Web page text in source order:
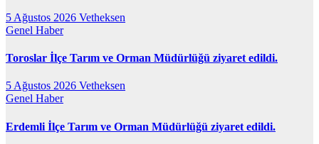
5 Ağustos 2026 Vetheksen
Genel Haber
Toroslar İlçe Tarım ve Orman Müdürlüğü ziyaret edildi.
5 Ağustos 2026 Vetheksen
Genel Haber
Erdemli İlçe Tarım ve Orman Müdürlüğü ziyaret edildi.